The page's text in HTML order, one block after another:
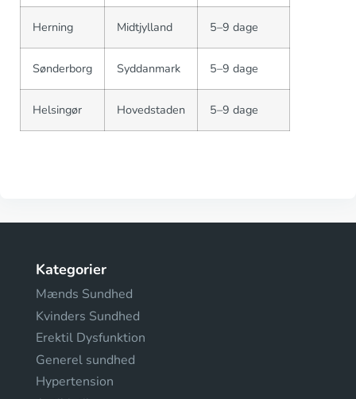
Herning Midtjylland 5–9 dage
Sønderborg Syddanmark 5–9 dage
Helsingør Hovedstaden 5–9 dage
Kategorier
Mænds Sundhed
Kvinders Sundhed
Erektil Dysfunktion
Generel sundhed
Hypertension